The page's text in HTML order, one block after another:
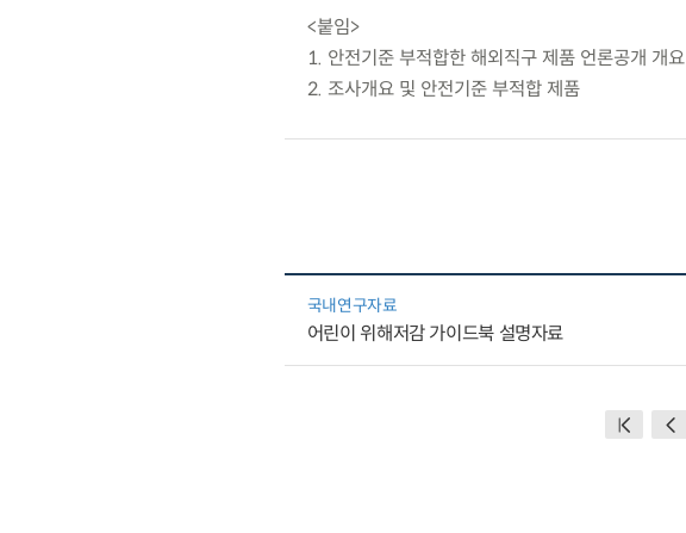
<붙임>
1. 안전기준 부적합한 해외직구 제품 언론공개 개요
2. 조사개요 및 안전기준 부적합 제품
국내연구자료
어린이 위해저감 가이드북 설명자료